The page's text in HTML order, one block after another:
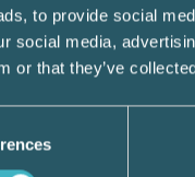
to provide social
social media,
or that they’ve